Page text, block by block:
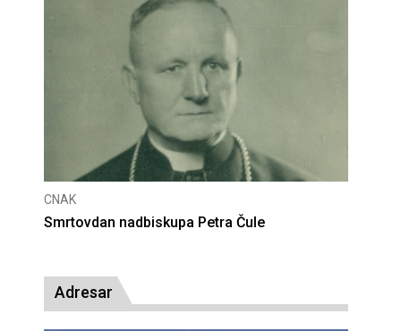
CNAK
Deseta obljetnica poništenja komunističke
Adresar